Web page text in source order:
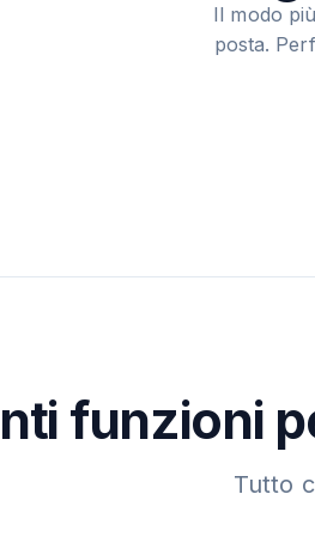
Il modo
posta.
funzioni
Tutto